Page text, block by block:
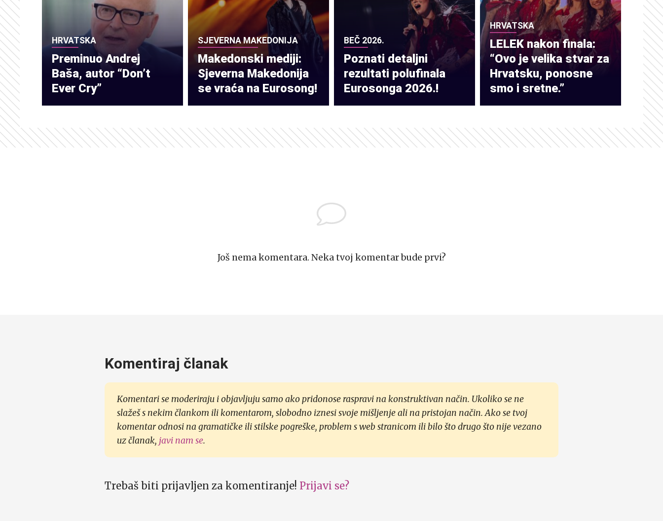
HRVATSKA
Preminuo Andrej
Baša, autor “Don’t
Ever Cry”
SJEVERNA MAKEDONIJA
Makedonski mediji:
Sjeverna Makedonija
se vraća na Eurosong!
BEČ 2026.
Poznati detaljni
rezultati polufinala
Eurosonga 2026.!
HRVATSKA
LELEK nakon finala:
“Ovo je velika stvar za
Hrvatsku, ponosne
smo i sretne.”
Još nema komentara. Neka tvoj komentar bude prvi?
Komentiraj članak
Komentari se moderiraju i objavljuju samo ako pridonose raspravi na konstruktivan način. Ukoliko se ne
slažeš s nekim člankom ili komentarom, slobodno iznesi svoje mišljenje ali na pristojan način. Ako se tvoj
komentar odnosi na gramatičke ili stilske pogreške, problem s web stranicom ili bilo što drugo što nije vezano
uz članak, javi nam se.
Trebaš biti prijavljen za komentiranje! Prijavi se?